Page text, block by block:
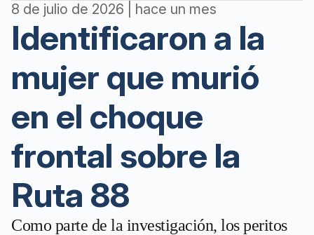
8 de julio de 2026 | hace un mes
Identificaron a la
mujer que murió
en el choque
frontal sobre la
Ruta 88
Como parte de la investigación, los peritos